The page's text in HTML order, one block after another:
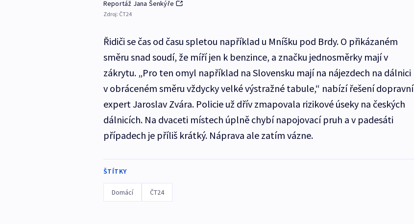
Reportáž Jana Šenkýře
Zdroj: ČT24
Řidiči se čas od času spletou například u Mníšku pod Brdy. O přikázaném
směru snad soudí, že míří jen k benzince, a značku jednosměrky mají v
zákrytu. „Pro ten omyl například na Slovensku mají na nájezdech na dálnici
v obráceném směru vždycky velké výstražné tabule,“ nabízí řešení dopravní
expert Jaroslav Zvára. Policie už dřív zmapovala rizikové úseky na českých
dálnicích. Na dvaceti místech úplně chybí napojovací pruh a v padesáti
případech je příliš krátký. Náprava ale zatím vázne.
ŠTÍTKY
Domácí ČT24